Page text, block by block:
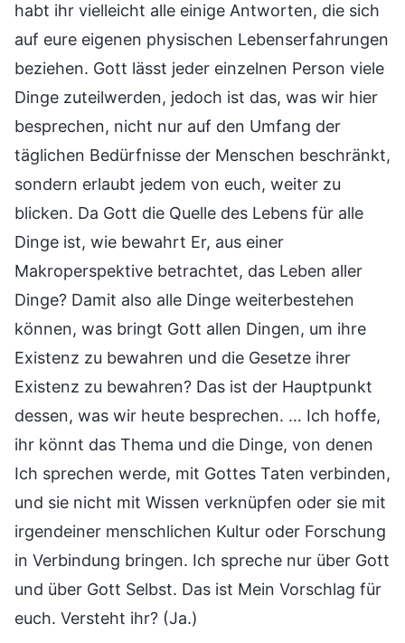
habt ihr vielleicht alle einige Antworten, die sich
auf eure eigenen physischen Lebenserfahrungen
beziehen. Gott lässt jeder einzelnen Person viele
Dinge zuteilwerden, jedoch ist das, was wir hier
besprechen, nicht nur auf den Umfang der
täglichen Bedürfnisse der Menschen beschränkt,
sondern erlaubt jedem von euch, weiter zu
blicken. Da Gott die Quelle des Lebens für alle
Dinge ist, wie bewahrt Er, aus einer
Makroperspektive betrachtet, das Leben aller
Dinge? Damit also alle Dinge weiterbestehen
können, was bringt Gott allen Dingen, um ihre
Existenz zu bewahren und die Gesetze ihrer
Existenz zu bewahren? Das ist der Hauptpunkt
dessen, was wir heute besprechen. … Ich hoffe,
ihr könnt das Thema und die Dinge, von denen
Ich sprechen werde, mit Gottes Taten verbinden,
und sie nicht mit Wissen verknüpfen oder sie mit
irgendeiner menschlichen Kultur oder Forschung
in Verbindung bringen. Ich spreche nur über Gott
und über Gott Selbst. Das ist Mein Vorschlag für
euch. Versteht ihr? (Ja.)